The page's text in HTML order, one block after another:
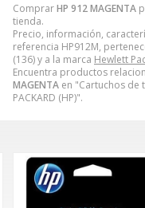
ComprarHP 912 MAGENTA
tienda.
Precio, información,
referencia HP912M,
(136) y a la marca Hewlett
Encuentra productos
MAGENTA en "Cartuchos de
PACKARD (HP)".